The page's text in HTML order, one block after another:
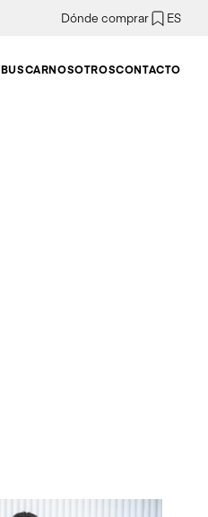
Dónde comprar ES
BUSCARNOSOTROSCONTACTO